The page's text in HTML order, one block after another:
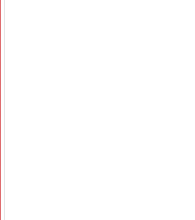
南岸茶园新区租房-房
茶园新区公司搬家
庆南岸茶园新区租房-房
涯问答_天涯社区
下载_爱问共享资料
果-重庆市城乡建设委员会
无房证明该到哪儿去办呢
】-重庆智联招聘
谈会-法律快车经济仲裁
业办公设备拆装】-重庆南
理招标公告_中国招标网_重庆
司|香港公司注册查询】-重庆